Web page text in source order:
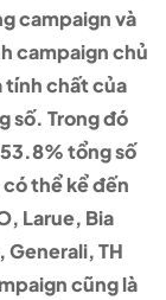
campaign và
campaign chủ
tính chất của
số. Trong đó
tổng số
thể kể đến
Larue, Bia
TH
cũng là